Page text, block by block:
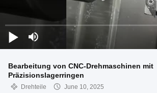
Bearbeitung von CNC-Drehmaschinen mit
Präzisionslagerringen
Drehteile June 10, 2025